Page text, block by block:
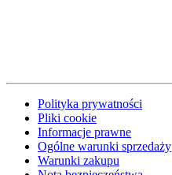
Polityka prywatności
Pliki cookie
Informacje prawne
Ogólne warunki sprzedaży
Warunki zakupu